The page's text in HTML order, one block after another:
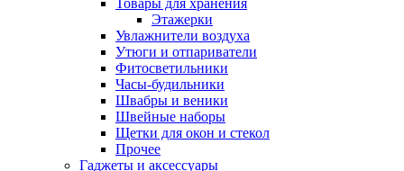
Товары для хранения
Этажерки
Увлажнители воздуха
Утюги и отпариватели
Фитосветильники
Часы-будильники
Швабры и веники
Швейные наборы
Щетки для окон и стекол
Прочее
Гаджеты и аксессуары